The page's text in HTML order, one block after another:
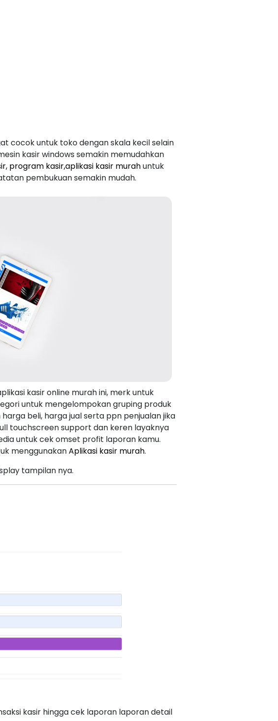
cocok untuk toko dengan skala kecil selain
kasir windows semakin memudahkan
program kasir,aplikasi kasir murahuntuk
pembukuan semakin mudah.
kasir online murah ini, merk untuk
untuk mengelompokan gruping produk
beli, harga jual serta ppn penjualan jika
touchscreen support dan keren layaknya
untuk cek omset profit laporan kamu.
menggunakanAplikasi kasir murah.
tampilan nya.
kasir hingga cek laporan laporan detail